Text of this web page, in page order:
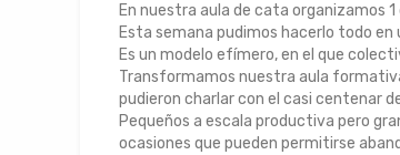
En nuestra aula de cata organizamos
Esta semana pudimos hacerlo todo en
Es un modelo efímero, en el que
Transformamos nuestra aula
pudieron charlar con el casi centenar
Pequeños a escala productiva pero
ocasiones que pueden permitirse